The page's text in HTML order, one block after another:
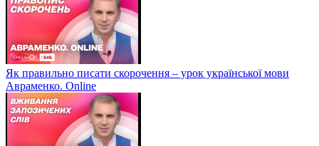
Як правильно писати скорочення – урок української мови
Авраменко. Online